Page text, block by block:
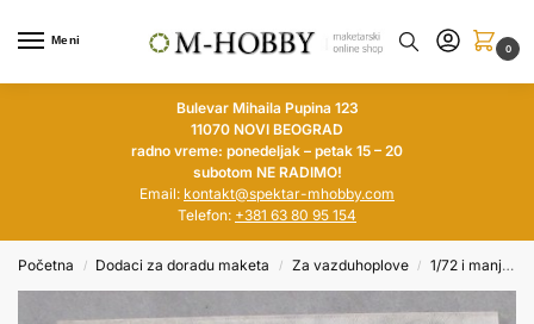
Meni
0
Bulevar Mihaila Pupina 123
11070 NOVI BEOGRAD
radno vreme: ponedeljak – petak 15 – 20
subotom NE RADIMO!
Email: kontakt@spektar-mhobby.com
Telefon: +381 63 80 95 154
Početna / Dodaci za doradu maketa / Za vazduhoplove / 1/72 i manje